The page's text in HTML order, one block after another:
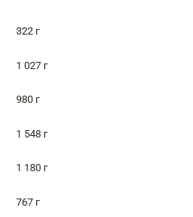
322 г
1 027 г
980 г
1 548 г
1 180 г
767 г